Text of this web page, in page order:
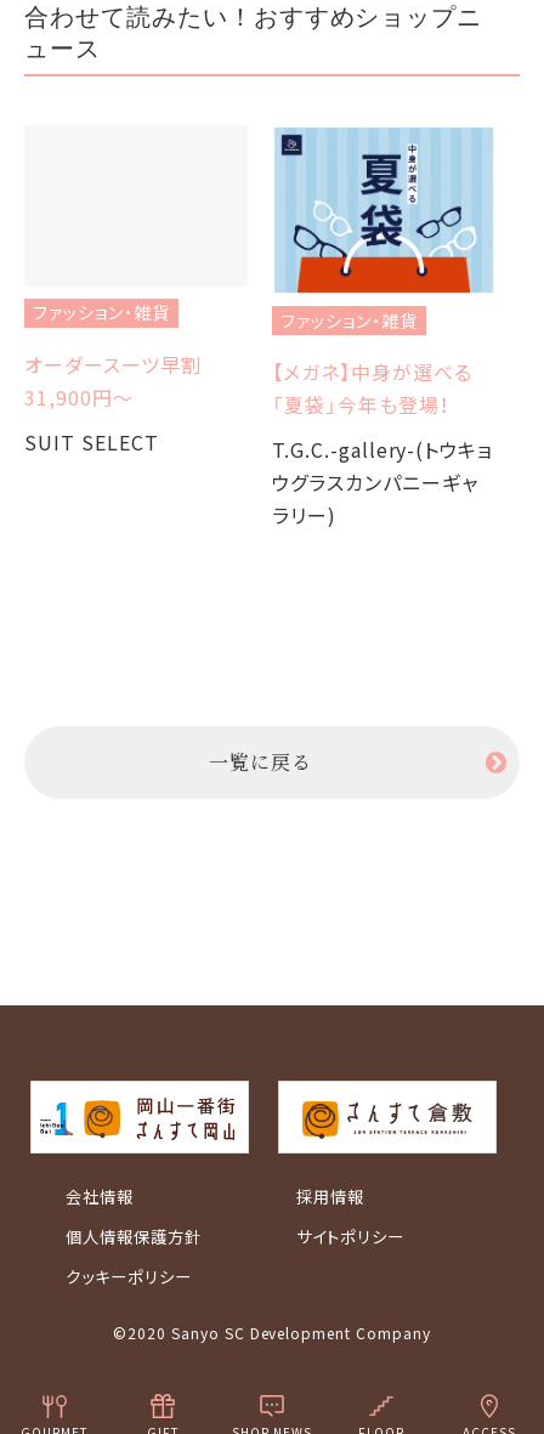
合わせて読みたい！おすすめショップニ
ュース
ファッション・雑貨
オーダースーツ早割
31,900円〜
SUIT SELECT
ファッション・雑貨
【メガネ】中身が選べる
「夏袋」今年も登場！
T.G.C.-gallery-(トウキョ
ウグラスカンパニーギャ
ラリー)
一覧に戻る
会社情報
個人情報保護方針
クッキーポリシー
採用情報
サイトポリシー
©2020 Sanyo SC Development Company